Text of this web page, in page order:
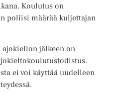
Koulutus on
poliisi määrää kuljettajan
ajokiellon jälkeen on
ei voi käyttää uudelleen